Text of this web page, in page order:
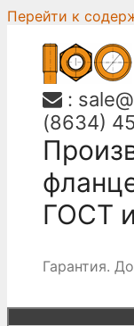
Перейти к
:
(8634)
ГОСТ
Гарантия.